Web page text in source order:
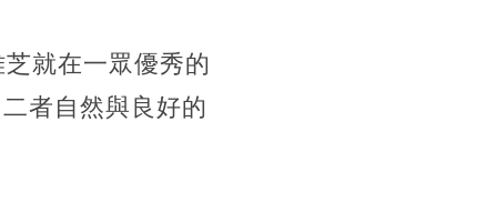
就在一眾優秀的
者自然與良好的